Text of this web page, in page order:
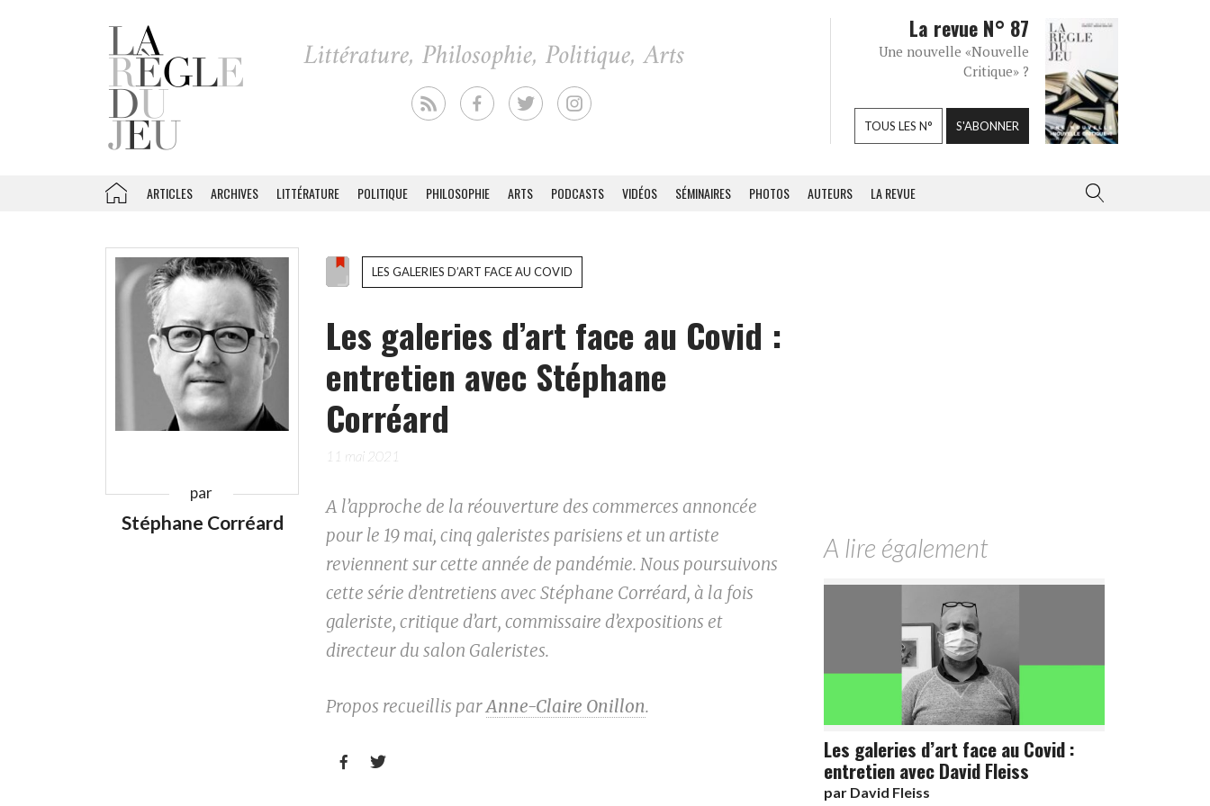
La revue N° 87
Une nouvelle «Nouvelle
Critique» ?
TOUS LES N° S'ABONNER
ARTICLES ARCHIVES LITTÉRATURE POLITIQUE PHILOSOPHIE ARTS PODCASTS VIDÉOS SÉMINAIRES PHOTOS AUTEURS LA REVUE
par
Stéphane Corréard
LES GALERIES D’ART FACE AU COVID
Les galeries d’art face au Covid :
entretien avec Stéphane
Corréard
11 mai 2021
A l’approche de la réouverture des commerces annoncée
pour le 19 mai, cinq galeristes parisiens et un artiste
reviennent sur cette année de pandémie. Nous poursuivons
cette série d’entretiens avec Stéphane Corréard, à la fois
galeriste, critique d’art, commissaire d’expositions et
directeur du salon Galeristes.
Propos recueillis parAnne-Claire Onillon.
 
A lire également
Les galeries d’art face au Covid :
entretien avec David Fleiss
par David Fleiss